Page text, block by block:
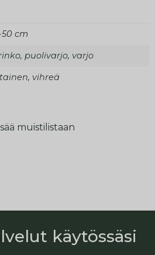
cm
puolivarjo, varjo
vihreä
muistilistaan
käytössäsi